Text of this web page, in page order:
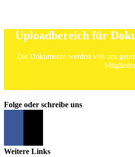
Uploadbereich für
Die Dokumente werden von uns
Folge oder schreibe uns
Weitere Links